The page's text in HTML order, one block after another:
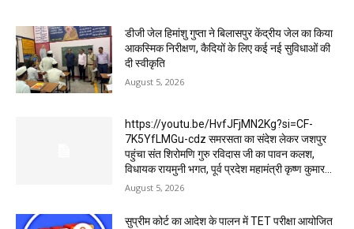
डीजी जेल हिमांशु गुप्ता ने बिलासपुर केंद्रीय जेल का किया
आकस्मिक निरीक्षण, कैदियों के लिए कई नई सुविधाओं की
दी स्वीकृति
August 5, 2026
https://youtu.be/HvfJFjMN2Kg?si=CF-
7K5YfLMGu-cdz समरसता का संदेश लेकर जशपुर
पहुंचा संत शिरोमणि गुरु रविदास जी का पावन कलश,
विधायक रायमुनी भगत, पूर्व प्रदेश महामंत्री कृष्ण कुमार...
August 5, 2026
सुप्रीम कोर्ट का आदेश के पालन में TET परीक्षा आयोजित